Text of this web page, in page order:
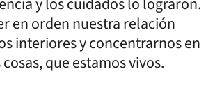
en orden nuestra relación
interiores y concentrarnos en
que estamos vivos.